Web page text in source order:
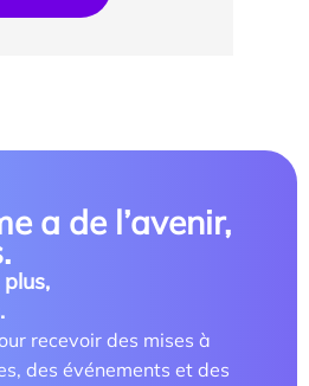
a de l’avenir,
recevoir des mises à
des événements et des